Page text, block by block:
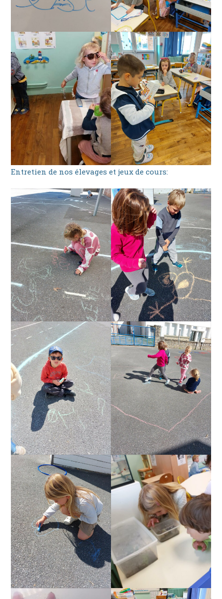
Entretien de nos élevages et jeux de cours: